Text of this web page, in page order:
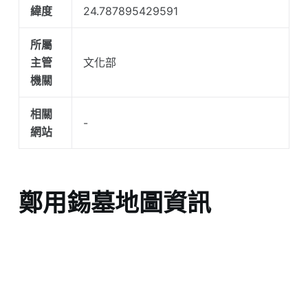
緯度 24.787895429591
所屬
主管
機關
文化部
相關
網站
-
鄭用錫墓地圖資訊